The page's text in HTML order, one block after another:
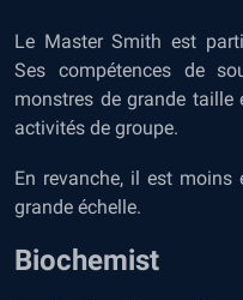
Le Master Smith est
Ses compétences de
monstres de grande
activités de groupe.
En revanche, il est
grande échelle.
Biochemist